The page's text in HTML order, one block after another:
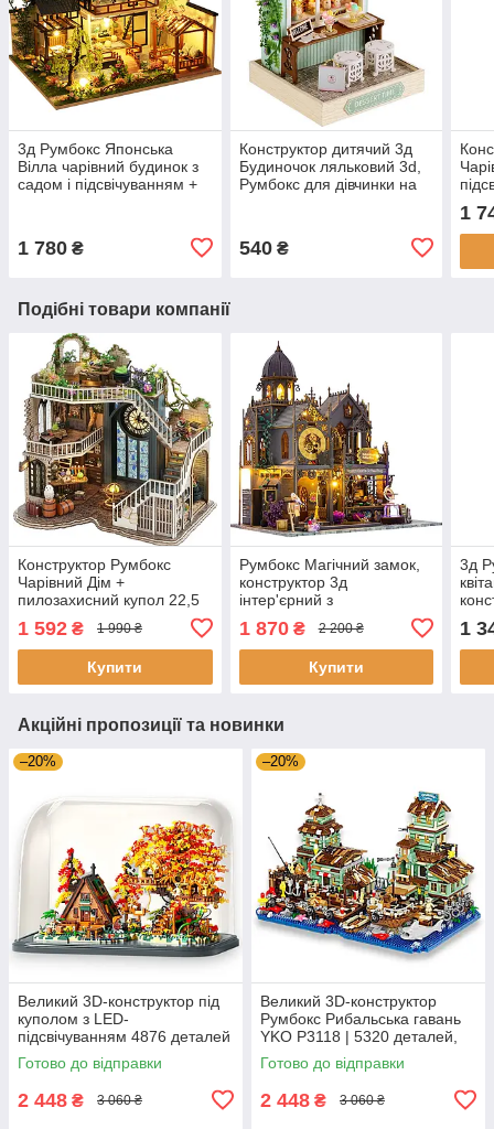
3д Румбокс Японська
Вілла чарівний будинок з
садом і підсвічуванням +
1 780 ₴
Конструктор дитячий 3д
Будиночок ляльковий 3d,
Румбокс для дівчинки на
540₴
1
Подібні товари компанії
Конструктор Румбокс
Чарівний Дім +
пилозахисний купол 22,5
збирання Room box
Чарівний дім Гаррі
1 592 ₴ 1 990 ₴
Купити
Румбокс Магічний замок,
конструктор 3д
інтер'єрний з
підсвічуванням 30см, 3D-
конструктор мініатюрний
будиночок з меблями
1 870₴ 2 200 ₴
Купити
3д
1
Акційні пропозиції та новинки
–20%
Великий 3D-конструктор під
куполом з LED-
підсвічуванням 4876 деталей
YKO P3113 Осінній будинок
на дереві та котедж,
Готово до відправки
2 448 ₴ 3 060 ₴
–20%
Великий 3D-конструктор
Румбокс Рибальська гавань
YKO P3118 | 5320 деталей,
під куполом, з Led
підсвічуванням
Готово до відправки
2 448 ₴ 3 060 ₴